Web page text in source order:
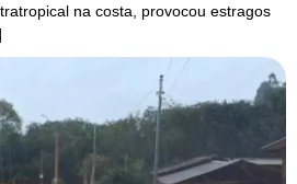
na costa, provocou estragos